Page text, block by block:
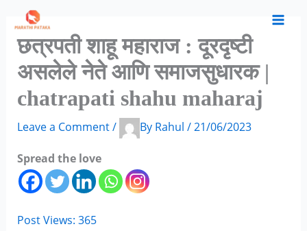
content
छत्रपती शाहू महाराज : दूरदृष्टी
असलेले नेते आणि समाजसुधारक |
chatrapati shahu maharaj
Leave a Comment/ By Rahul /21/06/2023
Spread the love
Post Views: 365
e
a
r
c
h
o
r
a
t
e
g
o
i
e
r
c
h
i
v
s